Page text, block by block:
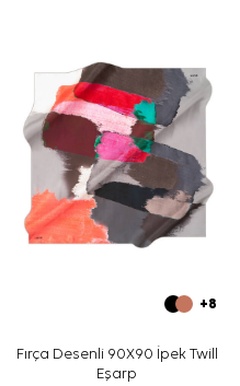
+8
Fırça Desenli 90X90 İpek Twill
Eşarp